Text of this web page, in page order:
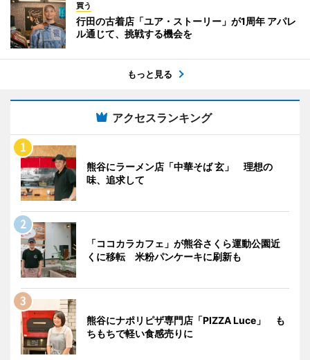
買う
行田の古着店「ユア・ストーリー」が1周年 アパレ
ル通じて、挑戦する機会を
もっと見る
アクセスランキング
熊谷にラーメン店「中華そば 玄」 理想の
味、追求して
「ココカラカフェ」が熊谷さくら運動公園近
くに移転 米粉パンケーキに刷新も
熊谷にナポリピザ専門店「PIZZA Luce」 も
ちもちで軽い食感売りに